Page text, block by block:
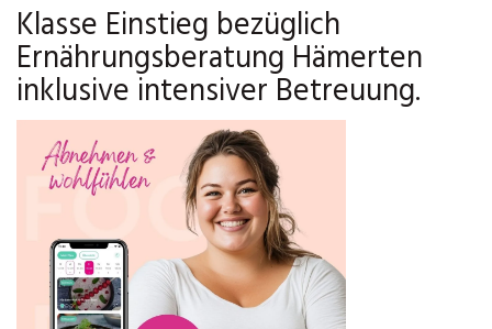
Klasse Einstieg bezüglich
Ernährungsberatung Hämerten
inklusive intensiver Betreuung.